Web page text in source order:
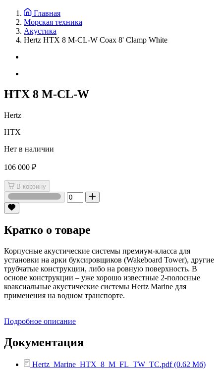
Главная
Морская техника
Акустика
Hertz HTX 8 M-CL-W Coax 8' Clamp White
HTX 8 M-CL-W
Hertz
HTX
Нет в наличии
106 000 ₽
В корзину
Кратко о товаре
Корпусные акустические системы премиум-класса для
установки на арки буксировщиков (Wakeboard Tower), другие
трубчатые конструкции, либо на ровную поверхность. В
основе конструкции – уже хорошо известные 2-полосные
коаксиальные акустические системы Hertz Marine для
применения на водном транспорте.
Подробное описание
Документация
Hertz_Marine_HTX_8_M_FL_TW_TC.pdf (0.62 Мб)